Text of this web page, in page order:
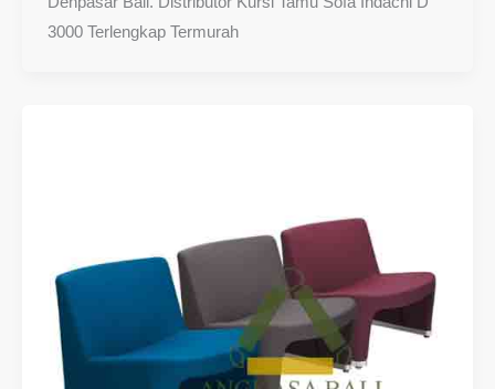
3000 Terlengkap Termurah